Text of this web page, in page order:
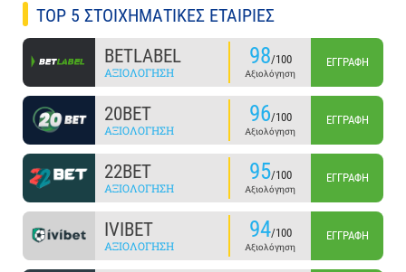
TOP 5 ΣΤΟΙΧΗΜΑΤΙΚΕΣ ΕΤΑΙΡΙΕΣ
BETLABEL
ΑΞΙΟΛΌΓΗΣΗ
98/100
Αξιολόγηση
ΕΓΓΡΑΦΉ
20BET
ΑΞΙΟΛΌΓΗΣΗ
96/100
Αξιολόγηση
ΕΓΓΡΑΦΉ
22BET
ΑΞΙΟΛΌΓΗΣΗ
95/100
Αξιολόγηση
ΕΓΓΡΑΦΉ
IVIBET
ΑΞΙΟΛΌΓΗΣΗ
94/100
Αξιολόγηση
ΕΓΓΡΑΦΉ